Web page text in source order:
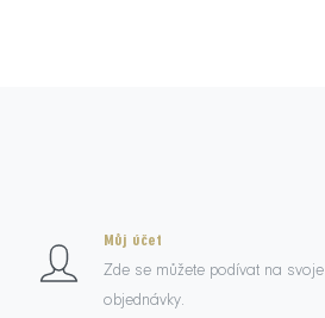
Můj účet
Zde se můžete podívat na svoje
objednávky.